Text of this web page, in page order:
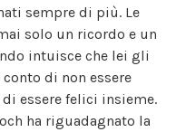
sempre di più. Le
solo un ricordo e un
intuisce che lei gli
di non essere
essere felici insieme.
ha riguadagnato la